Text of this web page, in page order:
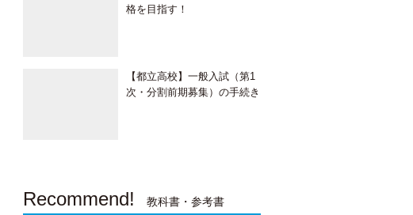
格を目指す！
【都立高校】一般入試（第1
次・分割前期募集）の手続き
Recommend! 教科書・参考書